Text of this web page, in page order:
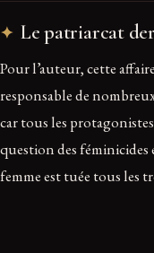
Le patriarcat
Pour l’auteur, cette
responsable de
car tous les
question des
femme est tuée tous les